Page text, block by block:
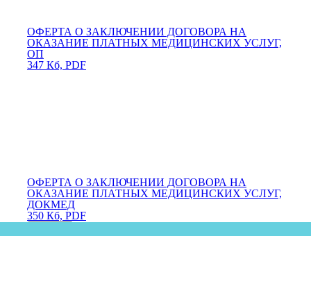
ОФЕРТА О ЗАКЛЮЧЕНИИ ДОГОВОРА НА
ОКАЗАНИЕ ПЛАТНЫХ МЕДИЦИНСКИХ УСЛУГ,
ОП
347 Кб, PDF
ОФЕРТА О ЗАКЛЮЧЕНИИ ДОГОВОРА НА
ОКАЗАНИЕ ПЛАТНЫХ МЕДИЦИНСКИХ УСЛУГ,
ДОКМЕД
350 Кб, PDF